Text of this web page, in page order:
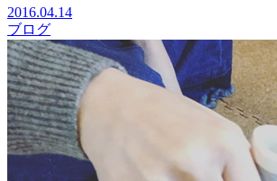
2016.04.14
ブログ